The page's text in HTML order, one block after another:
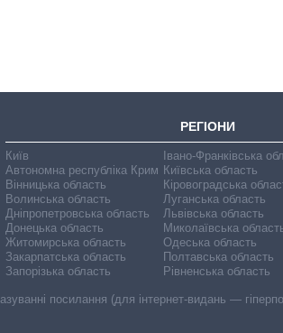
РЕГІОНИ
Київ
Автономна республіка Крим
Вінницька область
Волинська область
Дніпропетровська область
Донецька область
Житомирська область
Закарпатська область
Запорізька область
Івано-Франківська
Київська область
Кіровоградська
Луганська область
Львівська область
Миколаївська
Одеська область
Полтавська область
Рівненська область
посилання (для інтернет-видань —